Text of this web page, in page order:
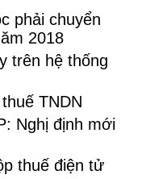
phải chuyển
2018
trên hệ thống
TNDN
Nghị định mới
thuế điện tử